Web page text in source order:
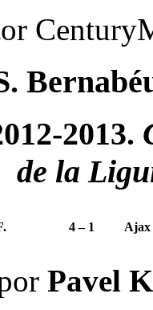
2013.
de la
4 – 1 Ajax
Pavel